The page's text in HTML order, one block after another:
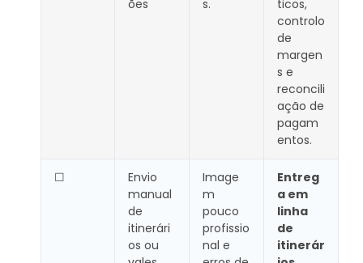
ões
s.
ticos,
controlo
de
margen
s e
reconcili
ação de
pagam
entos.
☐
Envio
manual
de
itinerári
os ou
Image
m
pouco
profissio
nal e
Entreg
a em
linha
de
itinerár